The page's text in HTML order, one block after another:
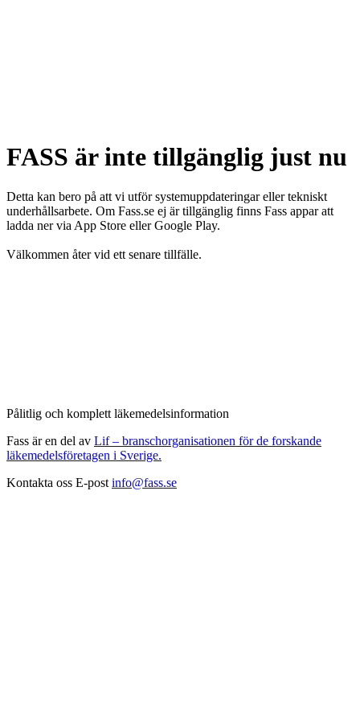
FASS är inte tillgänglig just nu
Detta kan bero på att vi utför systemuppdateringar eller tekniskt
underhållsarbete. Om Fass.se ej är tillgänglig finns Fass appar att
ladda ner via App Store eller Google Play.
Välkommen åter vid ett senare tillfälle.
Pålitlig och komplett läkemedelsinformation
Fass är en del av Lif – branschorganisationen för de forskande
läkemedelsföretagen i Sverige.
Kontakta oss E-post info@fass.se